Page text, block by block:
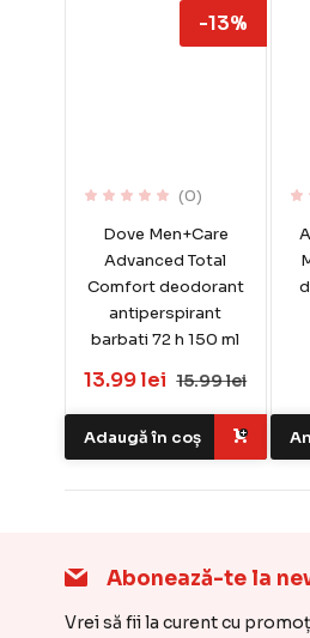
(0)
Dove Men+Care
Advanced Total
Comfort deodorant
antiperspirant
barbati 72 h 150 ml
13.99 lei 15.99 lei
-13%
Adaugă în coș
Abonează-te la
Vrei să fii la curent cu